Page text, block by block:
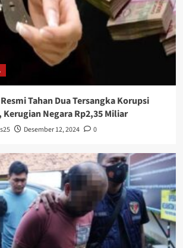
Tahan Dua Tersangka Korupsi
Negara Rp2,35 Miliar
Desember 12, 2024 0